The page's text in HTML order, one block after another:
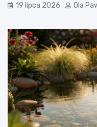
19 lipca 2026 Ola